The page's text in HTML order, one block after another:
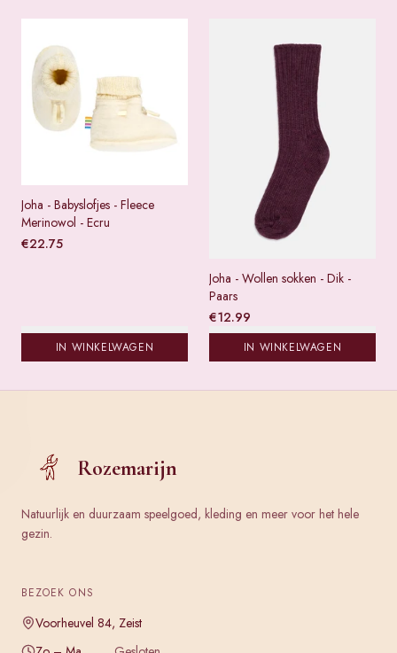
Joha - Babyslofjes - Fleece
Merinowol - Ecru
€22.75
IN WINKELWAGEN
Joha - Wollen sokken - Dik -
Paars
€12.99
IN WINKELWAGEN
Rozemarijn
Natuurlijk en duurzaam speelgoed, kleding en meer voor het hele
gezin.
BEZOEK ONS
Voorheuvel 84, Zeist